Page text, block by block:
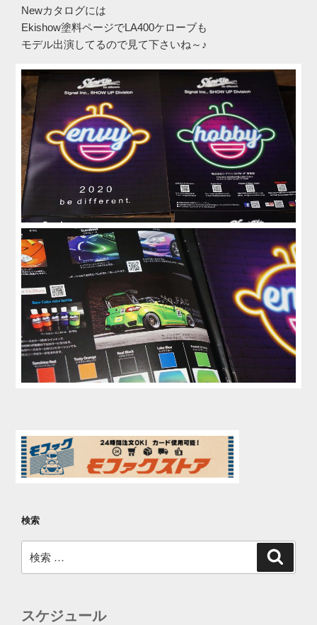
Newカタログには
Ekishow塗料ページでLA400ケローブも
モデル出演してるので見て下さいね～♪
検索
索:
スケジュール